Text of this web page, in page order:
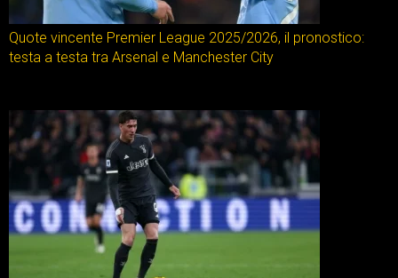
Quote vincente Premier League 2025/2026, il pronostico:
testa a testa tra Arsenal e Manchester City